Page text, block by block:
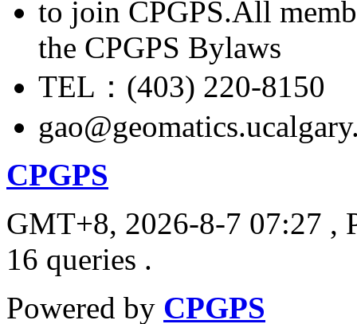
to join CPGPS.All
the CPGPS Bylaws
TEL：(403) 220-8150
CPGPS
GMT+8, 2026-8-7 07:27 ,
16 queries .
Powered by CPGPS